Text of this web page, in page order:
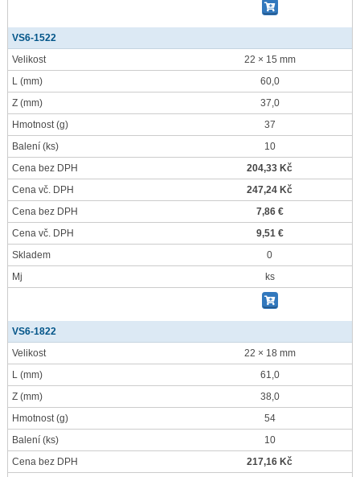
VS6-1522
Velikost
22 × 15 mm
L (mm)
60,0
Z (mm)
37,0
Hmotnost(g)
37
Balení (ks)
10
Cena bez DPH
204,33 Kč
Cena vč. DPH
247,24 Kč
Cena bez DPH
7,86 €
Cena vč. DPH
9,51 €
Skladem
0
Mj
ks
VS6-1822
Velikost
22 × 18 mm
L (mm)
61,0
Z (mm)
38,0
Hmotnost(g)
54
Balení (ks)
10
Cena bez DPH
217,16 Kč